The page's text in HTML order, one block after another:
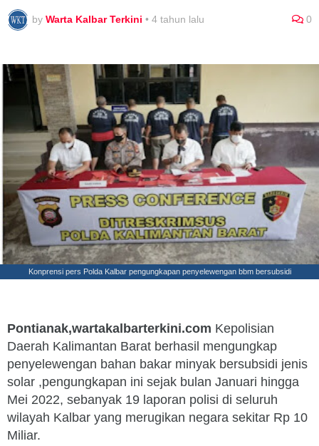
by Warta Kalbar Terkini • 4 tahun lalu 0
Konprensi pers Polda Kalbar pengungkapan penyelewengan bbm bersubsidi
Pontianak,wartakalbarterkini.com Kepolisian
Daerah Kalimantan Barat berhasil mengungkap
penyelewengan bahan bakar minyak bersubsidi jenis
solar ,pengungkapan ini sejak bulan Januari hingga
Mei 2022, sebanyak 19 laporan polisi di seluruh
wilayah Kalbar yang merugikan negara sekitar Rp 10
Miliar.